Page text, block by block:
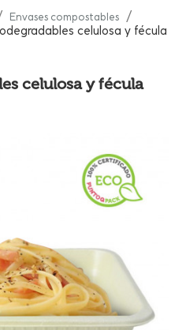
Envases compostables
celulosa y fécula
celulosa y fécula